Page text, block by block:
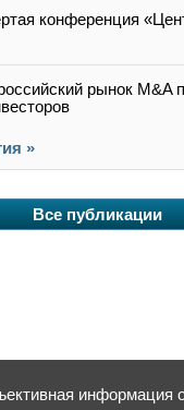
конференция
рынок M&A
»
Все публикации
информация